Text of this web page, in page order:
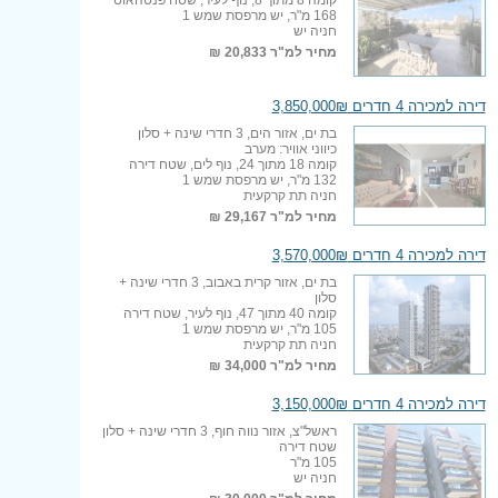
168 מ"ר, יש מרפסת שמש 1
חניה יש
מחיר למ"ר20,833 ₪
דירה למכירה 4 חדרים 3,850,000₪
בת ים, אזור הים, 3 חדרי שינה + סלון
כיווני אוויר: מערב
קומה 18 מתוך 24, נוף לים, שטח דירה
132 מ"ר, יש מרפסת שמש 1
חניה תת קרקעית
מחיר למ"ר 29,167 ₪
דירה למכירה 4 חדרים 3,570,000₪
בת ים, אזור קרית באבוב, 3 חדרי שינה +
סלון
קומה 40 מתוך 47, נוף לעיר, שטח דירה
105 מ"ר, יש מרפסת שמש 1
חניה תת קרקעית
מחיר למ"ר 34,000 ₪
דירה למכירה 4 חדרים 3,150,000₪
ראשל"צ, אזור נווה חוף, 3 חדרי שינה + סלון
שטח דירה
105 מ"ר
חניה יש